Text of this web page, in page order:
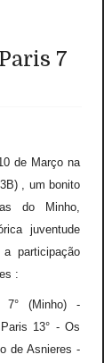
7
de Março na
, um bonito
do Minho,
juventude
participação
:
7° (Minho) -
13° - Os
de Asnieres -